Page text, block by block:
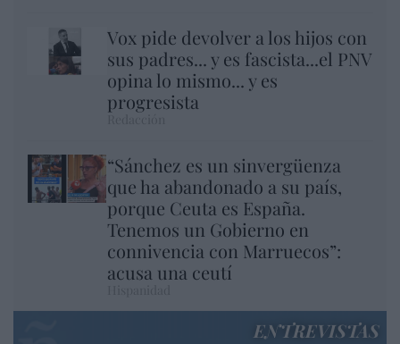
Vox pide devolver a los hijos con
sus padres... y es fascista...el PNV
opina lo mismo... y es
progresista
“Sánchez es un sinvergüenza
que ha abandonado a su país,
porque Ceuta es España.
Tenemos un Gobierno en
connivencia con Marruecos”:
acusa una ceutí
ENTREVISTAS